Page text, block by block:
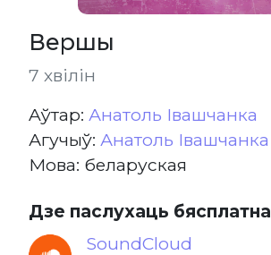
Вершы
7 хвілін
Aўтар: Анатоль Івашчанка
Агучыў: Анатоль Івашчанка
Мова: беларуская
Дзе паслухаць бясплатна
SoundCloud